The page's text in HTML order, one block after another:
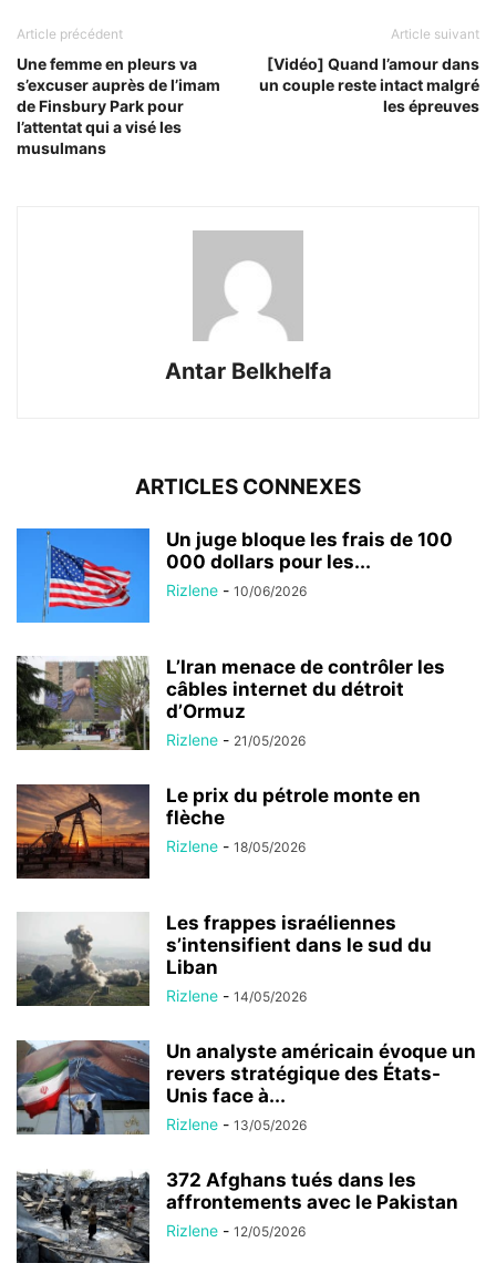
Article précédent
Une femme en pleurs va
s’excuser auprès de l’imam
de Finsbury Park pour
l’attentat qui a visé les
musulmans
Article suivant
[Vidéo] Quand l’amour dans
un couple reste intact malgré
les épreuves
Antar Belkhelfa
ARTICLES CONNEXES
Un juge bloque les frais de 100
000 dollars pour les...
Rizlene - 10/06/2026
L’Iran menace de contrôler les
câbles internet du détroit
d’Ormuz
Rizlene - 21/05/2026
Le prix du pétrole monte en
flèche
Rizlene - 18/05/2026
Les frappes israéliennes
s’intensifient dans le sud du
Liban
Rizlene - 14/05/2026
Un analyste américain évoque un
revers stratégique des États-
Unis face à...
Rizlene - 13/05/2026
372 Afghans tués dans les
affrontements avec le Pakistan
Rizlene - 12/05/2026